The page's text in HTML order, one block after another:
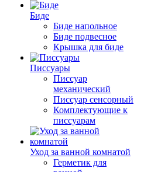
Биде
Биде напольное
Биде подвесное
Крышка для биде
Писсуары
Писсуар
механический
Писсуар сенсорный
Комплектующие к
писсуарам
Уход за ванной комнатой
Герметик для